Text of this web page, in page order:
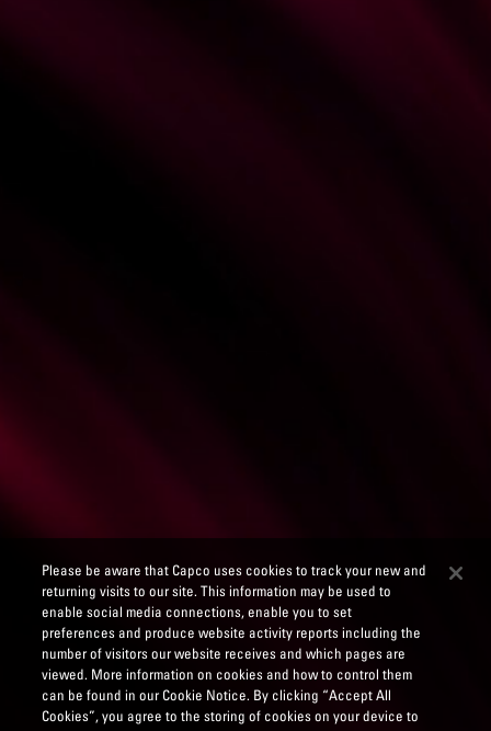
Please be aware that Capco uses cookies to track your new and
returning visits to our site. This information may be used to
enable social media connections, enable you to set
preferences and produce website activity reports including the
number of visitors our website receives and which pages are
viewed. More information on cookies and how to control them
can be found in our Cookie Notice. By clicking “Accept All
Cookies”, you agree to the storing of cookies on your device to